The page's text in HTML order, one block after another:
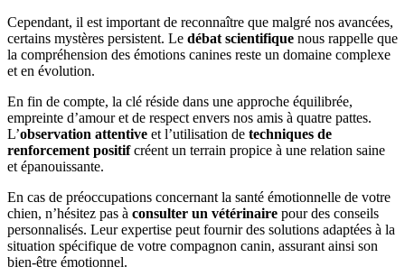
Cependant, il est important de reconnaître que malgré nos avancées,
certains mystères persistent. Le débat scientifique nous rappelle que
la compréhension des émotions canines reste un domaine complexe
et en évolution.
En fin de compte, la clé réside dans une approche équilibrée,
empreinte d’amour et de respect envers nos amis à quatre pattes.
L’observation attentive et l’utilisation de techniques de
renforcement positifcréent un terrain propice à une relation saine
et épanouissante.
En cas de préoccupations concernant la santé émotionnelle de votre
chien, n’hésitez pas à consulter un vétérinaire pour des conseils
personnalisés. Leur expertise peut fournir des solutions adaptées à la
situation spécifique de votre compagnon canin, assurant ainsi son
bien-être émotionnel.